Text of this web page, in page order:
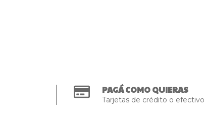
PAGÁ COMO QUIERAS
Tarjetas de crédito o efectivo